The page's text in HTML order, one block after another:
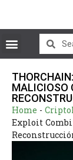
MALICIOSO
Home -
Exploit